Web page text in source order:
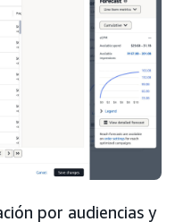
por audiencias y